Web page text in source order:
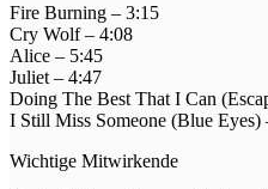
Fire Burning – 3:15
Cry Wolf – 4:08
Alice – 5:45
Juliet – 4:47
Doing The Best That I Can
I Still Miss Someone (Blue Eyes)
Wichtige Mitwirkende